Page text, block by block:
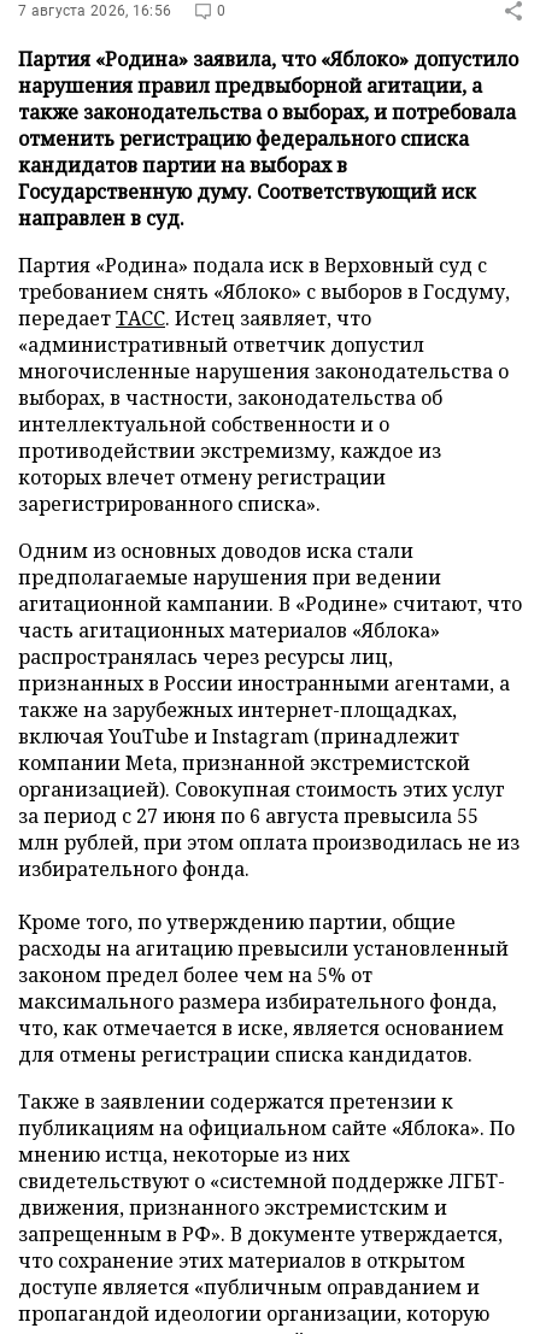
7 августа 2026, 16:56 0
Партия «Родина» заявила, что «Яблоко» допустило
нарушения правил предвыборной агитации, а
также законодательства о выборах, и потребовала
отменить регистрацию федерального списка
кандидатов партии на выборах в
Государственную думу. Соответствующий иск
направлен в суд.
Партия «Родина» подала иск в Верховный суд с
требованием снять «Яблоко» с выборов в Госдуму,
передаетТАСС. Истец заявляет, что
«административный ответчик допустил
многочисленные нарушения законодательства о
выборах, в частности, законодательства об
интеллектуальной собственности и о
противодействии экстремизму, каждое из
которых влечет отмену регистрации
зарегистрированного списка».
Одним из основных доводов иска стали
предполагаемые нарушения при ведении
агитационной кампании. В «Родине» считают, что
часть агитационных материалов «Яблока»
распространялась через ресурсы лиц,
признанных в России иностранными агентами, а
также на зарубежных интернет-площадках,
включая YouTube и Instagram (принадлежит
компании Meta, признанной экстремистской
организацией). Совокупная стоимость этих услуг
за период с 27 июня по 6 августа превысила 55
млн рублей, при этом оплата производилась не из
избирательного фонда.
Кроме того, по утверждению партии, общие
расходы на агитацию превысили установленный
законом предел более чем на 5% от
максимального размера избирательного фонда,
что, как отмечается в иске, является основанием
для отмены регистрации списка кандидатов.
Также в заявлении содержатся претензии к
публикациям на официальном сайте «Яблока». По
мнению истца, некоторые из них
свидетельствуют о «системной поддержке ЛГБТ-
движения, признанного экстремистским и
запрещенным в РФ». В документе утверждается,
что сохранение этих материалов в открытом
доступе является «публичным оправданием и
пропагандой идеологии организации, которую